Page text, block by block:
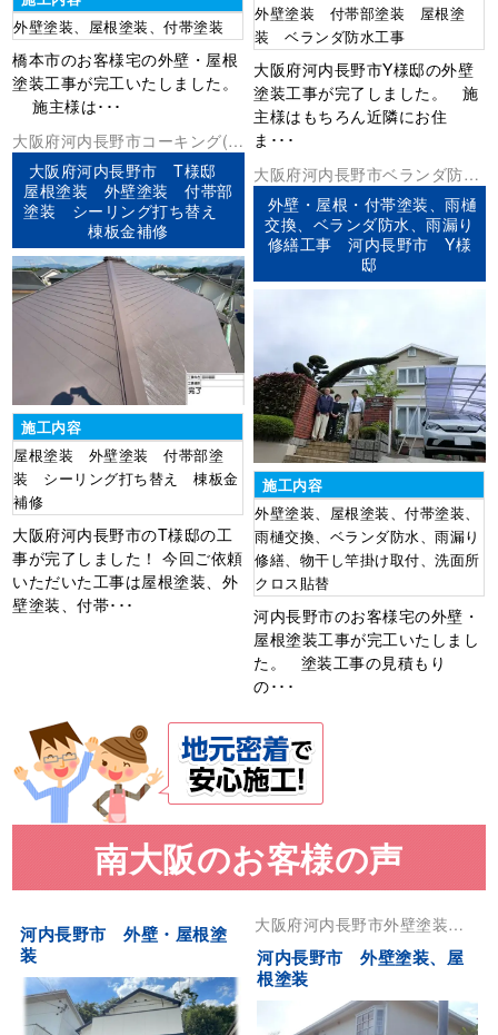
外壁塗装、屋根塗装、付帯塗装
橋本市のお客様宅の外壁・屋根
塗装工事が完工いたしました。
施主様は･･･
外壁塗装 付帯部塗装 屋根塗
装 ベランダ防水工事
大阪府河内長野市Y様邸の外壁
塗装工事が完了しました。 施
主様はもちろん近隣にお住
ま･･･
大阪府河内長野市コーキング(シ
ーリング)外壁塗装屋根塗装板金
工事棟板金工事
大阪府河内長野市 T様邸
屋根塗装 外壁塗装 付帯部
塗装 シーリング打ち替え
棟板金補修
施工内容
屋根塗装 外壁塗装 付帯部塗
装 シーリング打ち替え 棟板金
補修
大阪府河内長野市のT様邸の工
事が完了しました！ 今回ご依頼
いただいた工事は屋根塗装、外
壁塗装、付帯･･･
大阪府河内長野市ベランダ防水
外壁塗装屋根塗装防水工事
外壁・屋根・付帯塗装、雨樋
交換、ベランダ防水、雨漏り
修繕工事 河内長野市 Y様
邸
施工内容
外壁塗装、屋根塗装、付帯塗装、
雨樋交換、ベランダ防水、雨漏り
修繕、物干し竿掛け取付、洗面所
クロス貼替
河内長野市のお客様宅の外壁・
屋根塗装工事が完工いたしまし
た。 塗装工事の見積もり
の･･･
南大阪のお客様の声
河内長野市 外壁・屋根塗
装
大阪府河内長野市外壁塗装屋
根塗装
河内長野市 外壁塗装、屋
根塗装